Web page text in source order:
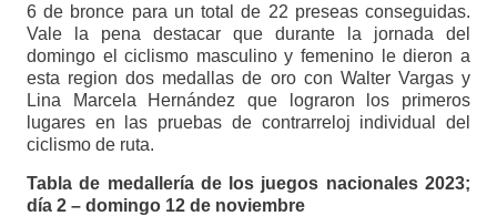
6 de bronce para un total de 22 preseas conseguidas.
Vale la pena destacar que durante la jornada del
domingo el ciclismo masculino y femenino le dieron a
esta region dos medallas de oro con Walter Vargas y
Lina Marcela Hernández que lograron los primeros
lugares en las pruebas de contrarreloj individual del
ciclismo de ruta.
Tabla de medallería de los juegos nacionales 2023;
día 2 – domingo 12 de noviembre